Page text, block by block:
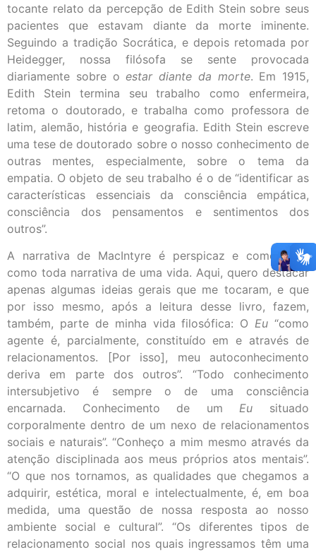
tocante relato da percepção de Edith Stein sobre seus
pacientes que estavam diante da morte iminente.
Seguindo a tradição Socrática, e depois retomada por
Heidegger, nossa filósofa se sente provocada
diariamente sobre oestar diante da morte. Em 1915,
Edith Stein termina seu trabalho como enfermeira,
retoma o doutorado, e trabalha como professora de
latim, alemão, história e geografia. Edith Stein escreve
uma tese de doutorado sobre o nosso conhecimento de
outras mentes, especialmente, sobre o tema da
empatia. O objeto de seu trabalho é o de “identificar as
características essenciais da consciência empática,
consciência dos pensamentos e sentimentos dos
outros”.
A narrativa de MacIntyre é perspicaz e comovente,
como toda narrativa de uma vida. Aqui, quero destacar
apenas algumas ideias gerais que me tocaram, e que
por isso mesmo, após a leitura desse livro, fazem,
também, parte de minha vida filosófica: OEu “como
agente é, parcialmente, constituído em e através de
relacionamentos. [Por isso], meu autoconhecimento
deriva em parte dos outros”. “Todo conhecimento
intersubjetivo é sempre o de uma consciência
encarnada. Conhecimento de umEu situado
corporalmente dentro de um nexo de relacionamentos
sociais e naturais”. “Conheço a mim mesmo através da
atenção disciplinada aos meus próprios atos mentais”.
“O que nos tornamos, as qualidades que chegamos a
adquirir, estética, moral e intelectualmente, é, em boa
medida, uma questão de nossa resposta ao nosso
ambiente social e cultural”. “Os diferentes tipos de
relacionamento social nos quais ingressamos têm uma